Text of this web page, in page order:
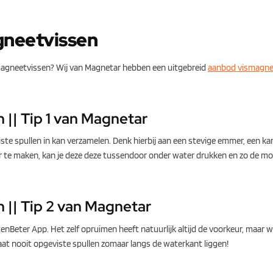
Wij van Magnetar hebben een uitgebreidaanbod
Tip 1 van Magnetar
spullen in kan verzamelen. Denk hierbij aan een stevige emmer, een
maken, kan je deze deze tussendoor onder water drukken en zo de
Tip 2 van Magnetar
App. Het zelf opruimen heeft natuurlijk altijd de voorkeur, maar
nooit opgeviste spullen zomaar langs de waterkant liggen!